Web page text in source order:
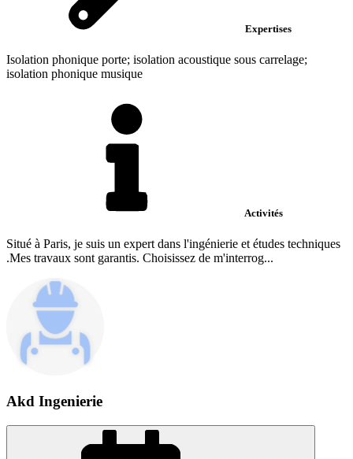
Expertises
Isolation phonique porte; isolation acoustique sous carrelage;
isolation phonique musique
Activités
Situé à Paris, je suis un expert dans l'ingénierie et études techniques
.Mes travaux sont garantis. Choisissez de m'interrog...
Akd Ingenierie